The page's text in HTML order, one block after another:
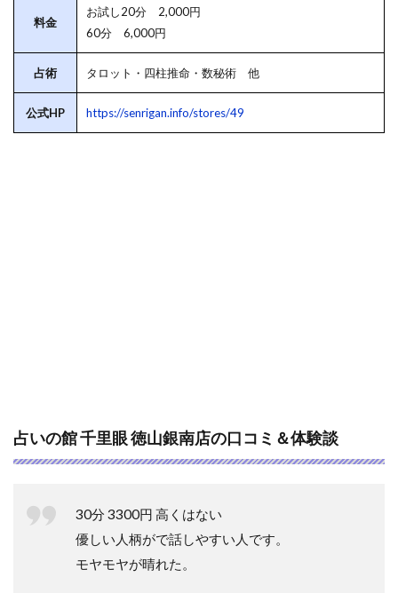
料金
お試し20分 2,000円
60分 6,000円
占術 タロット・四柱推命・数秘術 他
公式HP https://senrigan.info/stores/49
占いの館 千里眼 徳山銀南店の口コミ＆体験談
30分 3300円 高くはない
優しい人柄がで話しやすい人です。
モヤモヤが晴れた。